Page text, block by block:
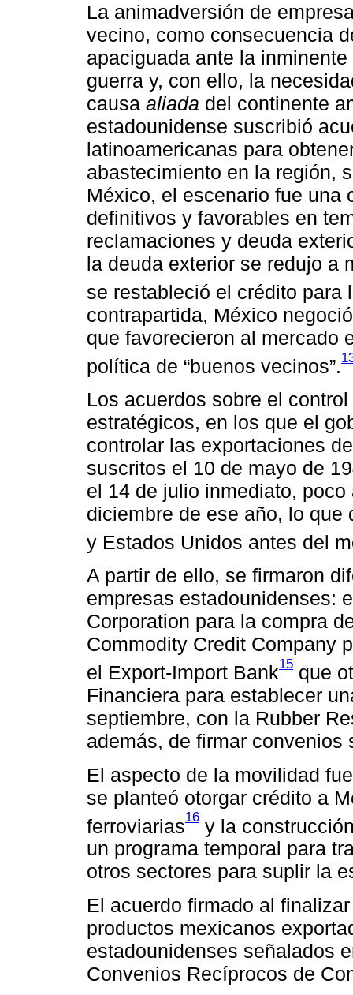
La animadversión de
vecino, como consecuencia
apaciguada ante la
guerra y, con ello, la
causa aliada del continente
estadounidense suscribió
latinoamericanas para
abastecimiento en la región,
México, el escenario fue una
definitivos y favorables en
reclamaciones y deuda
la deuda exterior se redujo a
se restableció el crédito para
contrapartida, México
que favorecieron al mercado
política de “buenos vecinos”.
Los acuerdos sobre el
estratégicos, en los que el
controlar las exportaciones
suscritos el 10 de mayo de
el 14 de julio inmediato,
diciembre de ese año, lo
y Estados Unidos antes del
A partir de ello, se firmaron
empresas estadounidenses:
Corporation para la compra
Commodity Credit Company
el Export-Import Bank15 que
Financiera para establecer
septiembre, con la Rubber
además, de firmar
El aspecto de la movilidad
se planteó otorgar crédito a
ferroviarias16 y la
un programa temporal para
otros sectores para suplir la
El acuerdo firmado al
productos mexicanos
estadounidenses señalados
Convenios Recíprocos de